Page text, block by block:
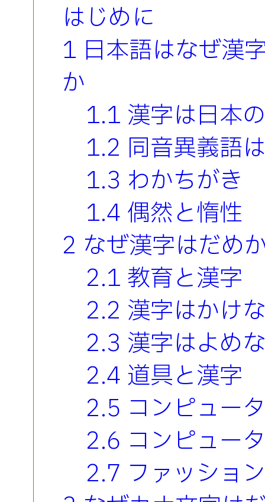
はじめに
1 日本語はなぜ漢
か
1.1 漢字は日本
1.2 同音異義語
1.3 わかちがき
1.4 偶然と惰性
2 なぜ漢字はだめ
2.1 教育と漢字
2.2 漢字はかけ
2.3 漢字はよめ
2.4 道具と漢字
2.5 コンピュー
2.6 コンピュー
2.7 ファッショ